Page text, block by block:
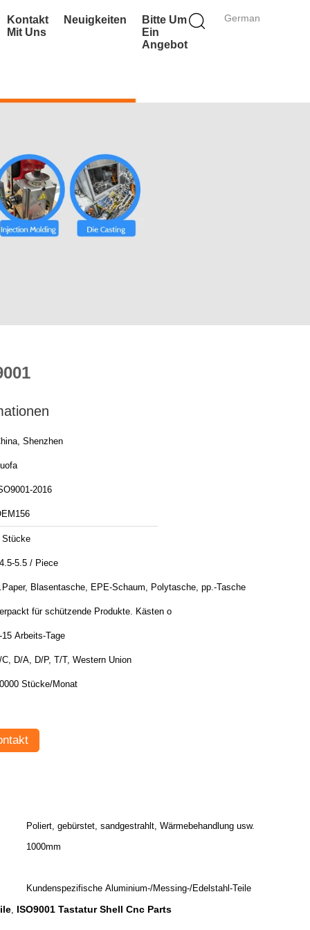
German
Kontakt
Mit Uns
Neuigkeiten
Bitte Um
Ein
Angebot
Shenzhen
2016
Stücke
5.5 / Piece
Blasentasche, EPE-Schaum, Polytasche, pp.-Tasche
für schützende Produkte. Kästen o
15 Arbeits-Tage
C, D/A, D/P, T/T, Western Union
Stücke/Monat
Poliert, gebürstet, sandgestrahlt, Wärmebehandlung usw.
1000mm
Kundenspezifische Aluminium-/Messing-/Edelstahl-Teile
, ISO9001 Tastatur Shell Cnc Parts